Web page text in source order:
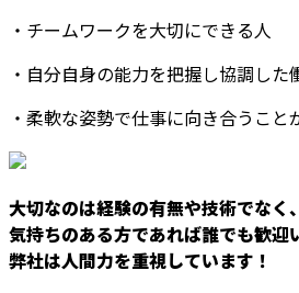
・チームワークを大切にできる人
・自分自身の能力を把握し協調した
・柔軟な姿勢で仕事に向き合うこと
大切なのは経験の有無や技術でなく、
気持ちのある方であれば誰でも歓迎
弊社は人間力を重視しています！